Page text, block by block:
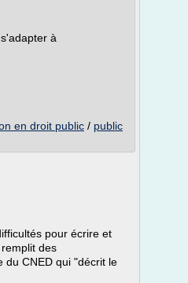
à
en droit public / public
pour écrire et
des
du CNED qui "décrit le